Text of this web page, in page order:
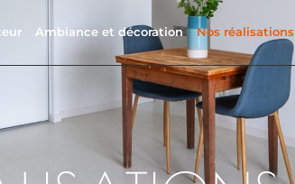
Ambiance et décoration Nos réalisations